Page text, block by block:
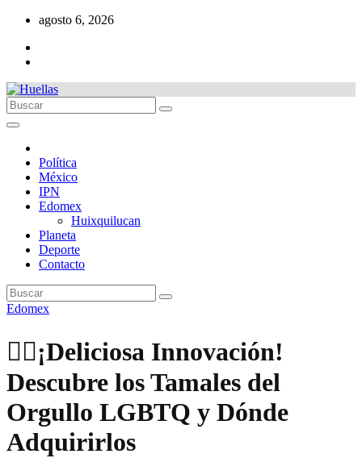
contenido
agosto 6, 2026
Política
México
IPN
Edomex
Huixquilucan
Planeta
Deporte
Contacto
Edomex
🏳️‍🌈¡Deliciosa Innovación!
Descubre los Tamales del
Orgullo LGBTQ y Dónde
Adquirirlos